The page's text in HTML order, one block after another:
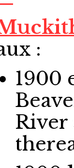
:
1900
River